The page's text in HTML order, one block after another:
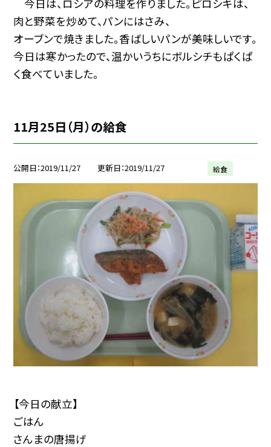
今日は、ロシアの料理を作りました。ピロシキは、
肉と野菜を炒めて、パンにはさみ、
オーブンで焼きました。香ばしいパンが美味しいです。
今日は寒かったので、温かいうちにボルシチもぱくぱ
く食べていました。
11月25日（月）の給食
公開日 2019/11/27 更新日 2019/11/27 給食
【今日の献立】
ごはん
さんまの唐揚げ